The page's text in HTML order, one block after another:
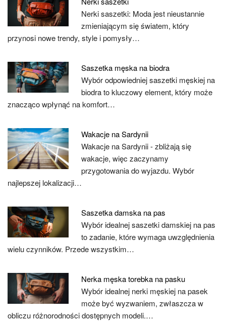
Nerki saszetki: Moda jest nieustannie
zmieniającym się światem, który
przynosi nowe trendy, style i pomysły…
Saszetka męska na biodra
Wybór odpowiedniej saszetki męskiej na
biodra to kluczowy element, który może
znacząco wpłynąć na komfort…
Wakacje na Sardynii
Wakacje na Sardynii - zbliżają się
wakacje, więc zaczynamy
przygotowania do wyjazdu. Wybór
najlepszej lokalizacji…
Saszetka damska na pas
Wybór idealnej saszetki damskiej na pas
to zadanie, które wymaga uwzględnienia
wielu czynników. Przede wszystkim…
Nerka męska torebka na pasku
Wybór idealnej nerki męskiej na pasek
może być wyzwaniem, zwłaszcza w
obliczu różnorodności dostępnych modeli.…